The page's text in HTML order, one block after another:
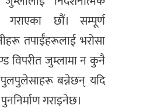
गराएका छौं। सम्पूर्ण
तपाईँहरूलाई भरोसा
विपरीत जुम्लामा न कुनै
बन्नेछन् यदि
गराइनेछ।